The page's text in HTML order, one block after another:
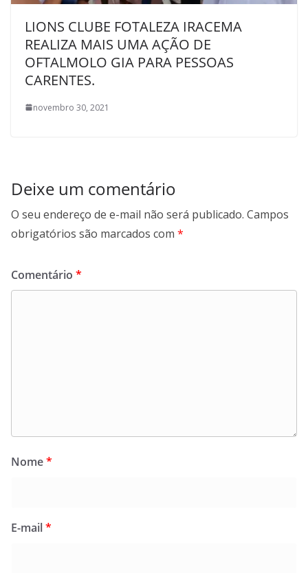
LIONS CLUBE FOTALEZA IRACEMA
REALIZA MAIS UMA AÇÃO DE
OFTALMOLO GIA PARA PESSOAS
CARENTES.
novembro 30, 2021
Deixe um comentário
O seu endereço de e-mail não será publicado. Campos
obrigatórios são marcados com *
Comentário *
Nome*
E-mail*